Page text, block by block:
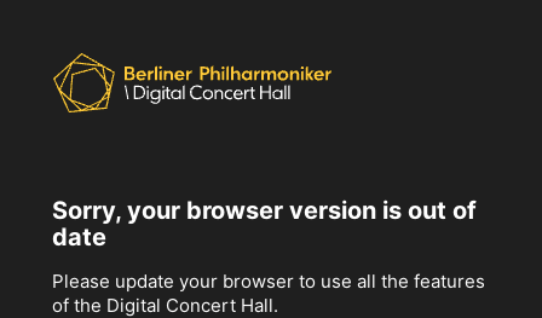
Sorry, your browser version is out of
date
Please update your browser to use all the features
of the Digital Concert Hall.